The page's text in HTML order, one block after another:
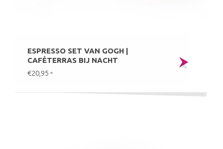
ESPRESSO SET VAN GOGH |
CAFÉTERRAS BIJ NACHT
€20,95 *